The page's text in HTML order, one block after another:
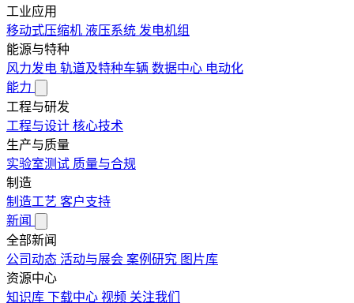
工业应用
移动式压缩机 液压系统 发电机组
能源与特种
风力发电 轨道及特种车辆 数据中心 电动化
能力
工程与研发
工程与设计 核心技术
生产与质量
实验室测试 质量与合规
制造
制造工艺 客户支持
新闻
全部新闻
公司动态 活动与展会 案例研究 图片库
资源中心
知识库 下载中心 视频 关注我们